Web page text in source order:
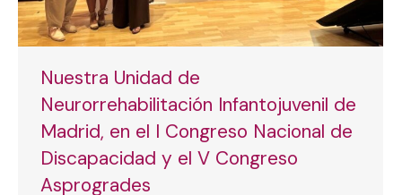
Nuestra Unidad de
Neurorrehabilitación Infantojuvenil de
Madrid, en el I Congreso Nacional de
Discapacidad y el V Congreso
Asprogrades